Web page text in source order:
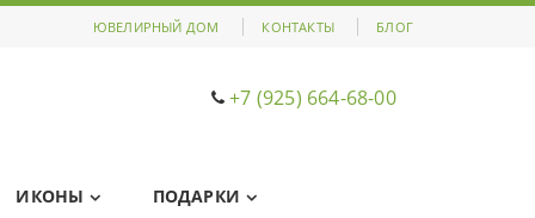
КОНТАКТЫ БЛОГ
ЮВЕЛИРНЫЙ ДОМ
+7 (925) 664-68-00
ИКОНЫ ПОДАРКИ